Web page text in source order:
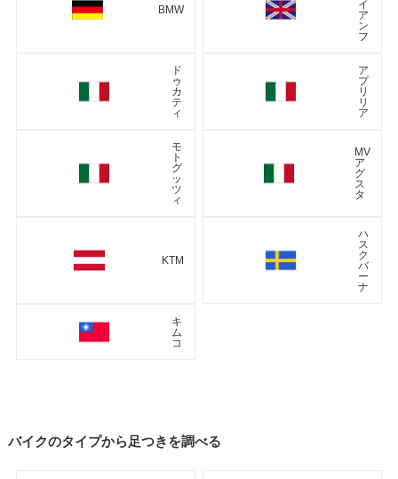
BMW
イ
ア
ン
フ
ド
ゥ
カ
テ
ィ
ア
プ
リ
リ
ア
モ
ト
グ
ッ
ツ
ィ
MV
ア
グ
ス
タ
KTM
ハ
ス
ク
バ
ー
ナ
キ
ム
コ
バイクのタイプから足つきを調べる